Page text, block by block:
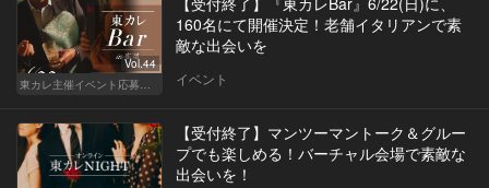
Vol.44
160名にて開催決定！老舗イタリアンで素
敵な出会いを
イベント
【受付終了】マンツーマントーク＆グルー
プでも楽しめる！バーチャル会場で素敵な
出会いを！